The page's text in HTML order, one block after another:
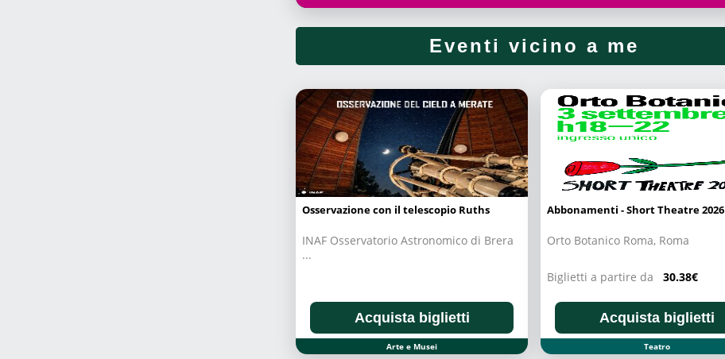
Eventi vicino a me
Osservazione con il telescopio Ruths
INAF Osservatorio Astronomico di Brera
...
Acquista biglietti
Arte e Musei
Abbonamenti - Short Theatre 2026
Orto Botanico Roma, Roma
Biglietti a partire da 30.38€
Acquista biglietti
Teatro